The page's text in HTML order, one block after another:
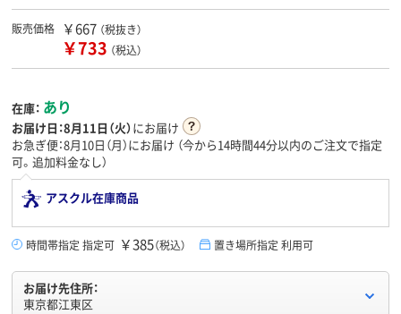
販売価格 ￥667 （税抜き）
￥733 （税込）
在庫： あり
お届け日：8月11日（火）にお届け
お急ぎ便：8月10日（月）にお届け （今から14時間44分以内のご注文で指定
可。追加料金なし）
アスクル在庫商品
時間帯指定 指定可 ￥385（税込） 置き場所指定 利用可
お届け先住所：
東京都江東区